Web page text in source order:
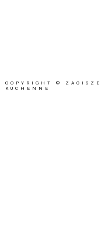
COPYRIGHT ©
ZACISZE
KUCHENNE